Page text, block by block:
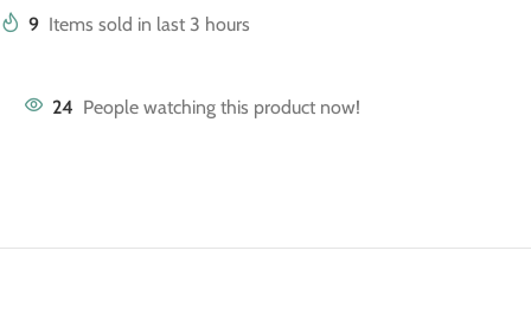
9 Items sold in last 3 hours
24 People watching this product now!